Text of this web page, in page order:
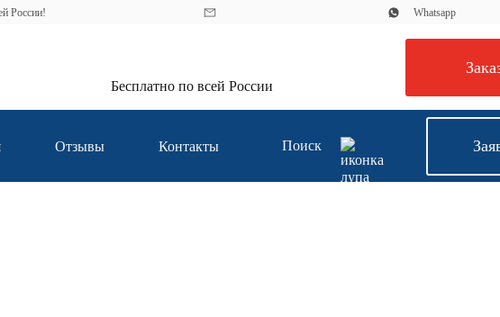
России! Whatsapp
Бесплатно по всей России
Отзывы Контакты Поиск